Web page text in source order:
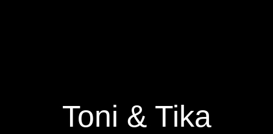
Toni & Tika